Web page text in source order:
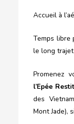
Accueil à
Temps libre
le long
Promenez
l’Epée
des
Mont Jade),